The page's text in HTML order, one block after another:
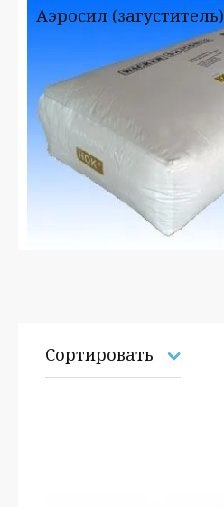
Аэросил (загуститель)
Сортировать